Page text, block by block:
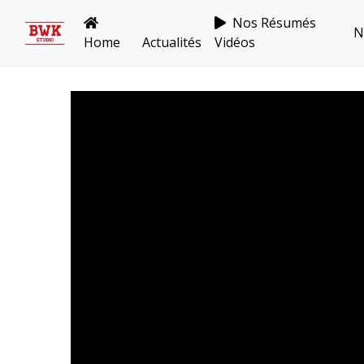
Home Actualités
Nos Résumés
Vidéos